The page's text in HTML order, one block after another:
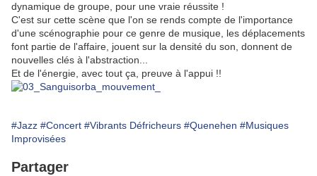
dynamique de groupe, pour une vraie réussite !
C'est sur cette scène que l'on se rends compte de l'importance
d'une scénographie pour ce genre de musique, les déplacements
font partie de l'affaire, jouent sur la densité du son, donnent de
nouvelles clés à l'abstraction...
Et de l'énergie, avec tout ça, preuve à l'appui !!
#Jazz #Concert #Vibrants Défricheurs #Quenehen #Musiques
Improvisées
Partager